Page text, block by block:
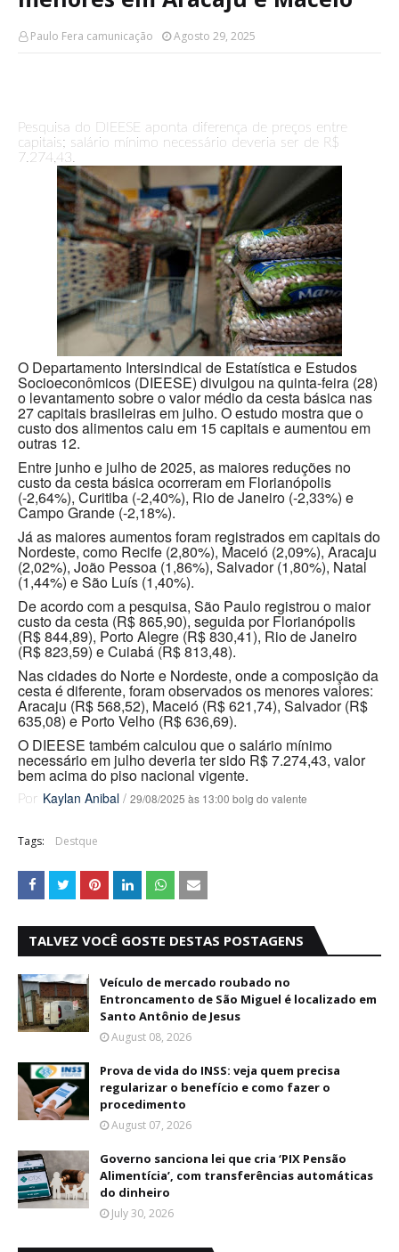
Paulo Fera camunicação Agosto 29, 2025
Pesquisa do DIEESE aponta diferença de preços entre
capitais; salário mínimo necessário deveria ser de R$
7.274,43.
O Departamento Intersindical de Estatística e Estudos
Socioeconômicos (DIEESE) divulgou na quinta-feira (28)
o levantamento sobre o valor médio da cesta básica nas
27 capitais brasileiras em julho. O estudo mostra que o
custo dos alimentos caiu em 15 capitais e aumentou em
outras 12.
Entre junho e julho de 2025, as maiores reduções no
custo da cesta básica ocorreram em Florianópolis
(-2,64%), Curitiba (-2,40%), Rio de Janeiro (-2,33%) e
Campo Grande (-2,18%).
Já as maiores aumentos foram registrados em capitais do
Nordeste, como Recife (2,80%), Maceió (2,09%), Aracaju
(2,02%), João Pessoa (1,86%), Salvador (1,80%), Natal
(1,44%) e São Luís (1,40%).
De acordo com a pesquisa, São Paulo registrou o maior
custo da cesta (R$ 865,90), seguida por Florianópolis
(R$ 844,89), Porto Alegre (R$ 830,41), Rio de Janeiro
(R$ 823,59) e Cuiabá (R$ 813,48).
Nas cidades do Norte e Nordeste, onde a composição da
cesta é diferente, foram observados os menores valores:
Aracaju (R$ 568,52), Maceió (R$ 621,74), Salvador (R$
635,08) e Porto Velho (R$ 636,69).
O DIEESE também calculou que o salário mínimo
necessário em julho deveria ter sido R$ 7.274,43, valor
bem acima do piso nacional vigente.
Por Kaylan Anibal / 29/08/2025 às 13:00 bolg do valente
Tags: Destque
TALVEZ VOCÊ GOSTE DESTAS POSTAGENS
Veículo de mercado roubado no
Entroncamento de São Miguel é localizado em
Santo Antônio de Jesus
August 08, 2026
Prova de vida do INSS: veja quem precisa
regularizar o benefício e como fazer o
procedimento
August 07, 2026
Governo sanciona lei que cria ‘PIX Pensão
Alimentícia’, com transferências automáticas
do dinheiro
July 30, 2026